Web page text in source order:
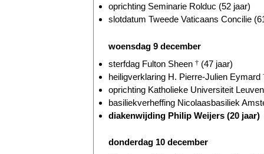
oprichting Seminarie Rolduc (52 jaar)
slotdatum Tweede Vaticaans Concilie
woensdag 9 december
sterfdag Fulton Sheen † (47 jaar)
heiligverklaring H. Pierre-Julien Eymard
oprichting Katholieke Universiteit
basiliekverheffing Nicolaasbasiliek
diakenwijding Philip Weijers (20 jaar)
donderdag 10 december